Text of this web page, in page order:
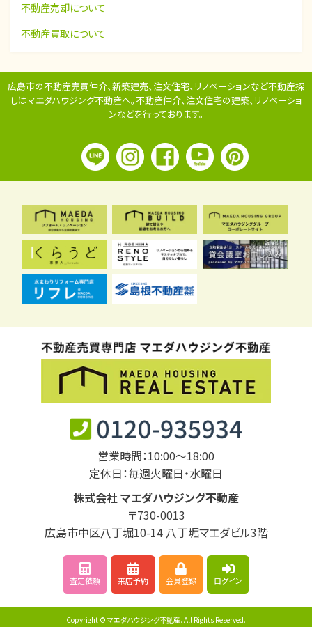
不動産売却について
不動産買取について
広島市の不動産売買仲介、新築建売、注文住宅、リノベーションなど不動産探
しはマエダハウジング不動産へ。不動産仲介、注文住宅の建築、リノベーショ
ンなどを行っております。
営業時間：10:00～18:00
定休日：毎週火曜日・水曜日
株式会社 マエダハウジング不動産
〒730-0013
広島市中区八丁堀10-14 八丁堀マエダビル3階
査定依頼 来店予約 会員登録 ログイン
Copyright © マエダハウジング不動産. All Rights Reserved.